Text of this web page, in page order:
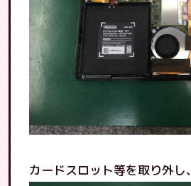
カードスロット等を取り外し、